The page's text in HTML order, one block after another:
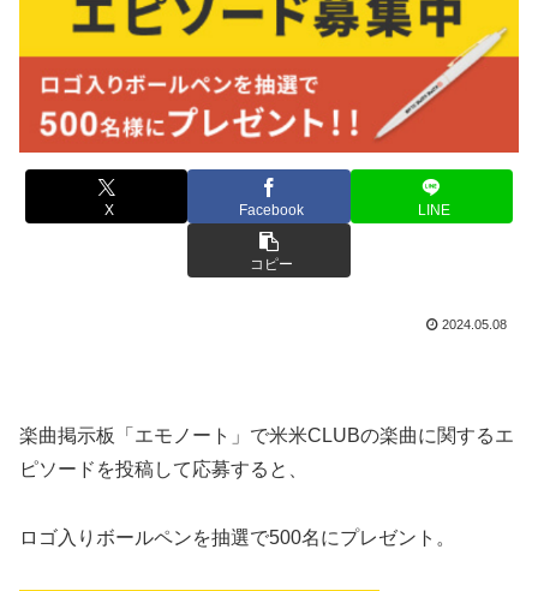
X Facebook LINE
コピー
2024.05.08
楽曲掲示板「エモノート」で米米CLUBの楽曲に関するエ
ピソードを投稿して応募すると、
ロゴ入りボールペンを抽選で500名にプレゼント。